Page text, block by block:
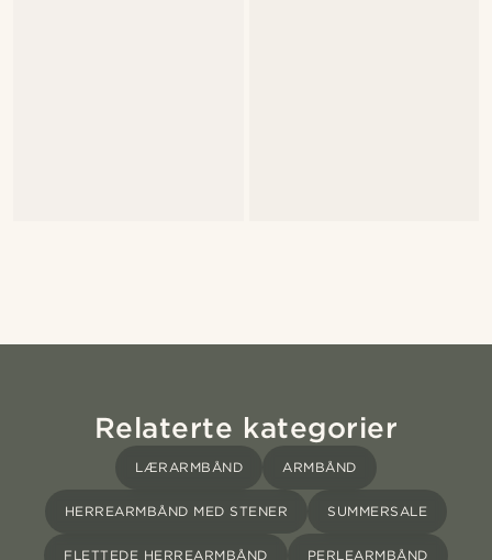
Relaterte kategorier
LÆRARMBÅND ARMBÅND
HERREARMBÅND MED STENER SUMMERSALE
FLETTEDE HERREARMBÅND PERLEARMBÅND